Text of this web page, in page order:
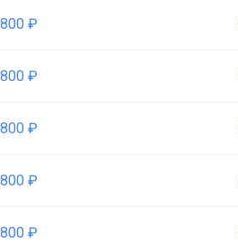
800 ₽
800 ₽
800 ₽
800 ₽
800 ₽